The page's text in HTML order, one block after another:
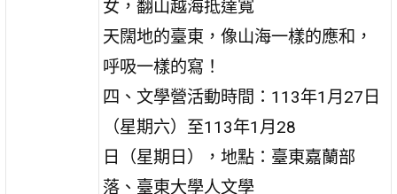
女，翻山越海抵達寬
天闊地的臺東，像山海一樣的應和，
呼吸一樣的寫！
四、文學營活動時間：113年1月27日
（星期六）至113年1月28
日（星期日），地點：臺東嘉蘭部
落、臺東大學人文學